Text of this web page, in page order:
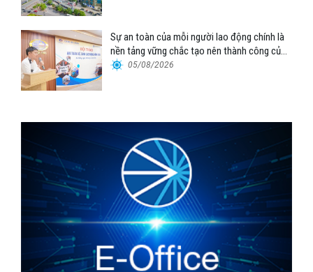
Sự an toàn của mỗi người lao động chính là
nền tảng vững chắc tạo nên thành công của
Cảng Đà Nẵng
05/08/2026